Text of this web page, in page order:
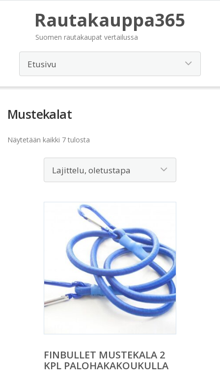
Rautakauppa365
Suomen rautakaupat vertailussa
Mustekalat
Näytetään kaikki 7 tulosta
FINBULLET MUSTEKALA 2
KPL PALOHAKAKOUKULLA